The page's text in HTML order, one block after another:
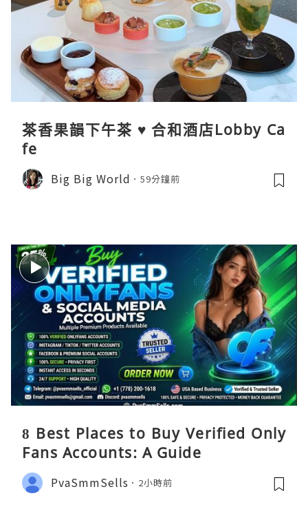
茶香果韻下午茶 ♥ 合和酒店Lobby Ca
fe
Big Big World 59分鐘前
8 Best Places to Buy Verified Only
Fans Accounts: A Guide
PvaSmmSells 2小時前